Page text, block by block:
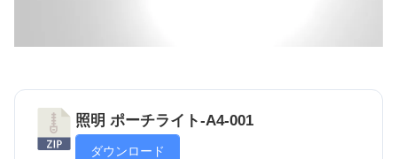
照明 ポーチライト-A4-001
ダウンロード